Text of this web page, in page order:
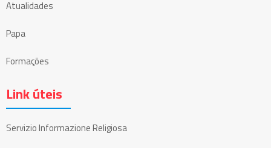
Atualidades
Papa
Formações
Link úteis
Servizio Informazione Religiosa